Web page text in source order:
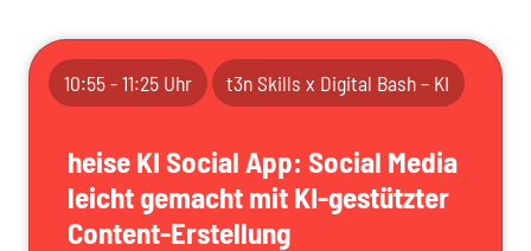
10:55 - 11:25 Uhr t3n Skills x Digital Bash – KI
heise KI Social App: Social Media
leicht gemacht mit KI-gestützter
Content-Erstellung